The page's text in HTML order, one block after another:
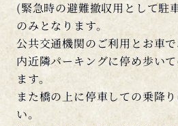
のみとなります。
公共交通機関のご利用とお車で
内近隣パーキングに停め歩い
ます。
また橋の上に停車しての乗降り
い。
豊田スタジアム駐車場は橋の下